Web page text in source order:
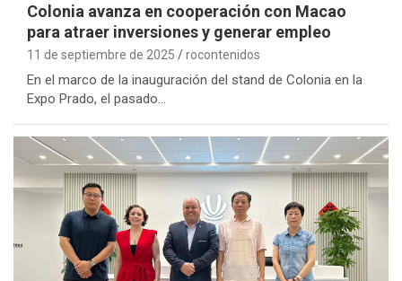
Colonia avanza en cooperación con Macao
para atraer inversiones y generar empleo
11 de septiembre de 2025 rocontenidos
En el marco de la inauguración del stand de Colonia en la
Expo Prado, el pasado…